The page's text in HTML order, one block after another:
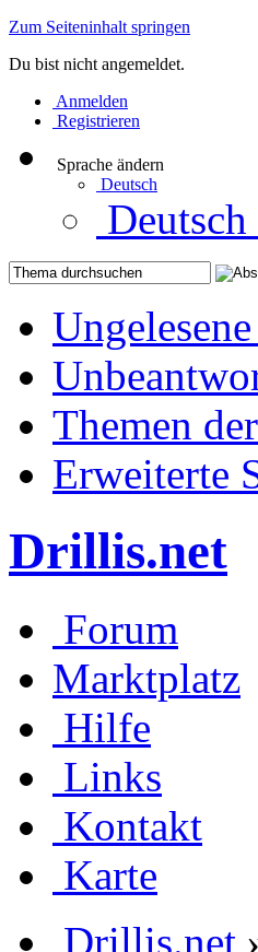
Zum Seiteninhalt springen
Du bist nicht angemeldet.
Anmelden
Registrieren
Sprache ändern
Deutsch
Themen
Erweiterte
Drillis.net
Forum
Marktplatz
Hilfe
Links
Kontakt
Karte
Drillis.net